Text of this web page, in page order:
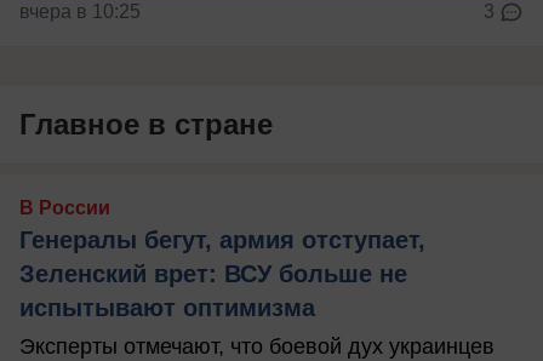
вчера в 10:25 3
Главное в стране
В России
Генералы бегут, армия отступает,
Зеленский врет: ВСУ больше не
испытывают оптимизма
Эксперты отмечают, что боевой дух украинцев